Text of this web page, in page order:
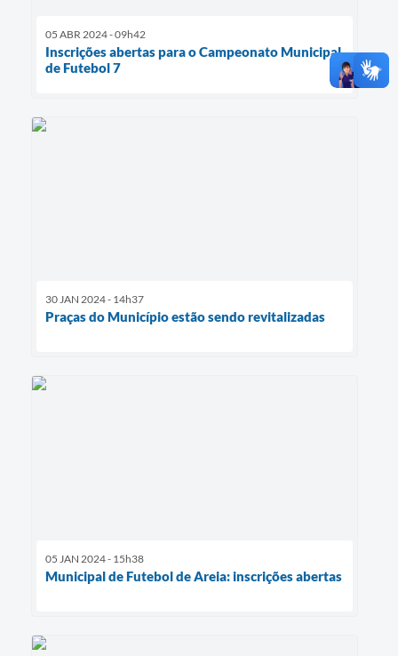
05 ABR 2024 - 09h42
Inscrições abertas para o Campeonato Municipal
de Futebol 7
30 JAN 2024 - 14h37
Praças do Município estão sendo revitalizadas
05 JAN 2024 - 15h38
Municipal de Futebol de Areia: inscrições abertas